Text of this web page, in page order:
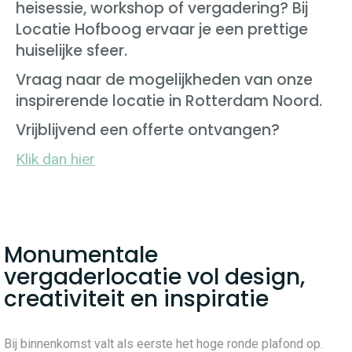
heisessie, workshop of vergadering? Bij
Locatie Hofboog ervaar je een prettige
huiselijke sfeer.
Vraag naar de mogelijkheden van onze
inspirerende locatie in Rotterdam Noord.
Vrijblijvend een offerte ontvangen?
Klik dan hier
Monumentale
vergaderlocatie vol design,
creativiteit en inspiratie
Bij binnenkomst valt als eerste het hoge ronde plafond op.